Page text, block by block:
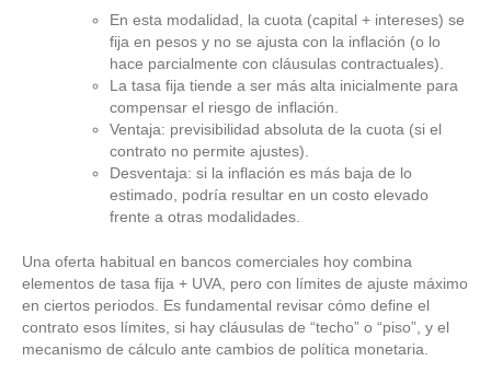
En esta modalidad, la cuota (capital + intereses) se
fija en pesos y no se ajusta con la inflación (o lo
hace parcialmente con cláusulas contractuales).
La tasa fija tiende a ser más alta inicialmente para
compensar el riesgo de inflación.
Ventaja: previsibilidad absoluta de la cuota (si el
contrato no permite ajustes).
Desventaja: si la inflación es más baja de lo
estimado, podría resultar en un costo elevado
frente a otras modalidades.
Una oferta habitual en bancos comerciales hoy combina
elementos de tasa fija + UVA, pero con límites de ajuste máximo
en ciertos periodos. Es fundamental revisar cómo define el
contrato esos límites, si hay cláusulas de “techo” o “piso”, y el
mecanismo de cálculo ante cambios de política monetaria.